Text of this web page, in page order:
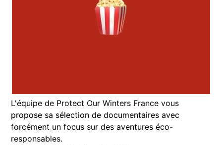
L'équipe de Protect Our Winters France vous
propose sa sélection de documentaires avec
forcément un focus sur des aventures éco-
responsables.